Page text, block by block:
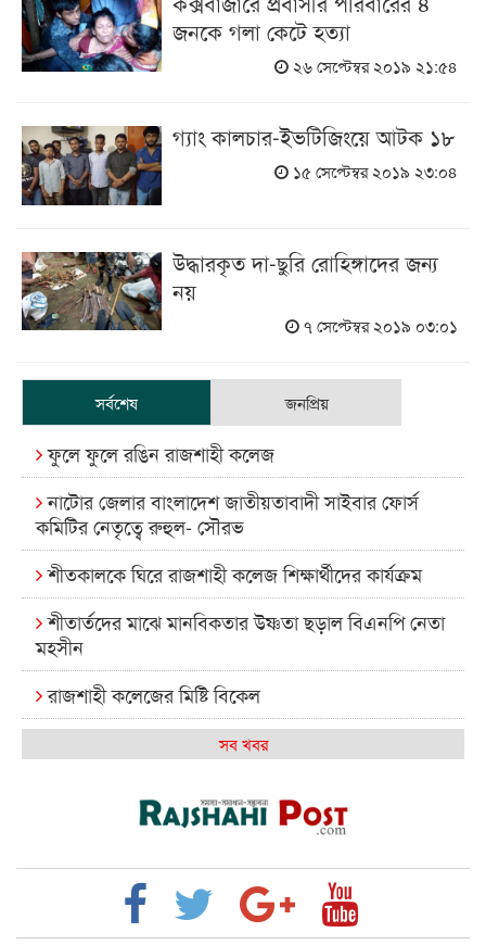
জনকে গলা কেটে হত্যা
২৬ সেপ্টেম্বর ২০১৯ ২১:৫৪
গ্যাং কালচার-ইভটিজিংয়ে আটক ১৮
১৫ সেপ্টেম্বর ২০১৯ ২৩:০৪
উদ্ধারকৃত দা-ছুরি রোহিঙ্গাদের জন্য
নয়
৭ সেপ্টেম্বর ২০১৯ ০৩:০১
সর্বশেষ জনপ্রিয়
ফুলে ফুলে রঙিন রাজশাহী কলেজ
নাটোর জেলার বাংলাদেশ জাতীয়তাবাদী সাইবার ফোর্স
কমিটির নেতৃত্বে রুহুল- সৌরভ
শীতকালকে ঘিরে রাজশাহী কলেজ শিক্ষার্থীদের কার্যক্রম
শীতার্তদের মাঝে মানবিকতার উষ্ণতা ছড়াল বিএনপি নেতা
মহসীন
রাজশাহী কলেজের মিষ্টি বিকেল
কেমন আছে আমাদের দেশের মধ্যবিত্তরা
রাজশাইন একাডেমির ফল প্রকাশ ও পুরস্কার বিতরণ
রাজশাহী কলেজের শিক্ষার্থী শাখাওয়াত পেলেন স্টার
এক্সিলেন্স অ্যাওয়ার্ড
সব খবর